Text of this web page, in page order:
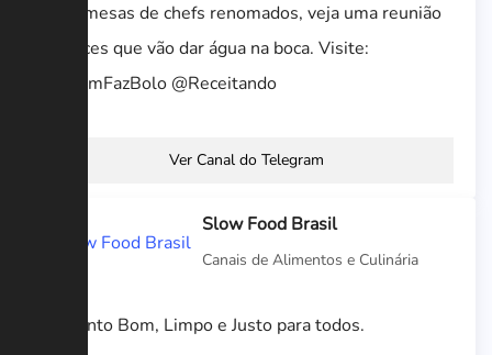
sobremesas de chefs renomados, veja uma reunião
de doces que vão dar água na boca. Visite:
@QuemFazBolo @Receitando
Ver Canal do Telegram
Slow Food Brasil
Canais de Alimentos e Culinária
Alimento Bom, Limpo e Justo para todos.